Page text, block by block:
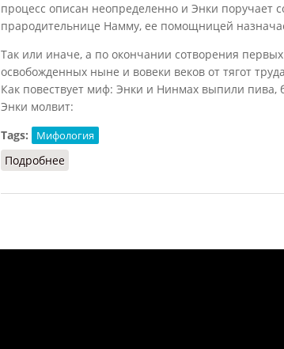
процесс описан неопределенно и Энки поручает
прародительнице Намму, ее помощницей
Так или иначе, а по окончании сотворения
освобожденных ныне и вовеки веков от тягот
Как повествует миф: Энки и Нинмах выпили пива,
Энки молвит:
Tags:
Мифология
Подробнее